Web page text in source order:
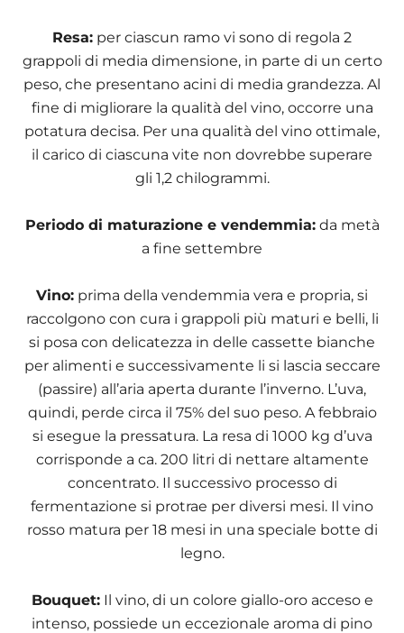
Resa: per ciascun ramo vi sono di regola 2
grappoli di media dimensione, in parte di un certo
peso, che presentano acini di media grandezza. Al
fine di migliorare la qualità del vino, occorre una
potatura decisa. Per una qualità del vino ottimale,
il carico di ciascuna vite non dovrebbe superare
gli 1,2 chilogrammi.
Periodo di maturazione e vendemmia:da metà
a fine settembre
Vino: prima della vendemmia vera e propria, si
raccolgono con cura i grappoli più maturi e belli, li
si posa con delicatezza in delle cassette bianche
per alimenti e successivamente li si lascia seccare
(passire) all’aria aperta durante l’inverno. L’uva,
quindi, perde circa il 75% del suo peso. A febbraio
si esegue la pressatura. La resa di 1000 kg d’uva
corrisponde a ca. 200 litri di nettare altamente
concentrato. Il successivo processo di
fermentazione si protrae per diversi mesi. Il vino
rosso matura per 18 mesi in una speciale botte di
legno.
Bouquet:Il vino, di un colore giallo-oro acceso e
intenso, possiede un eccezionale aroma di pino